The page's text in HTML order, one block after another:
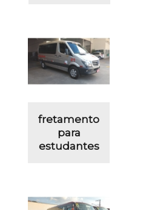
fretamento
para
estudantes